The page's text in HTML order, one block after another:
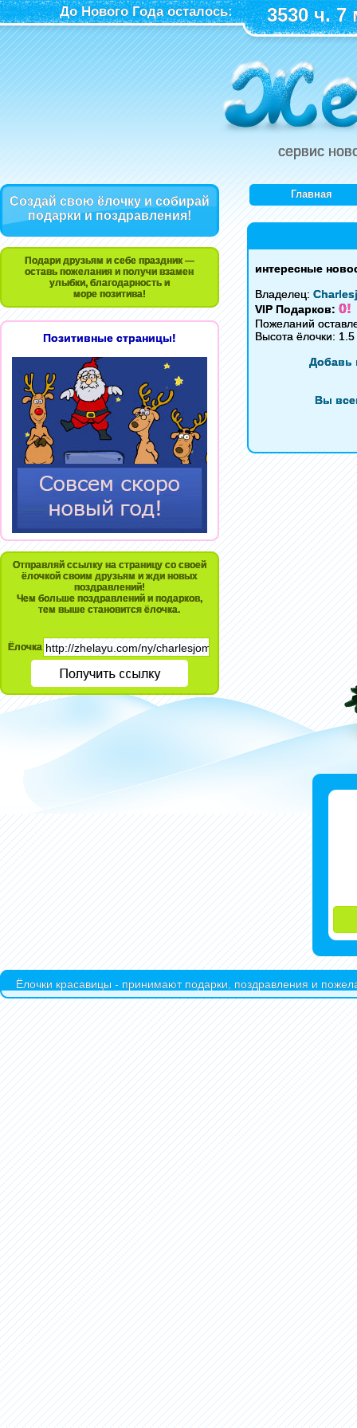
До Нового Года осталось: 3530 ч. 7
сервис
Создай свою ёлочку и собирай
подарки и поздравления!
Подари друзьям и себе праздник —
оставь пожелания и получи взамен
улыбки, благодарность и
море позитива!
Позитивные страницы!
Отправляй ссылку на страницу со своей
ёлочкой своим друзьям и жди новых
поздравлений!
Чем больше поздравлений и подарков,
тем выше становится ёлочка.
Ёлочка
Главная
интересные
Владелец:
VIP Подарков: 0!
Пожеланий
Высота ёлочки:
Добавь
Вы
Ёлочки красавицы - принимают подарки, поздравления и